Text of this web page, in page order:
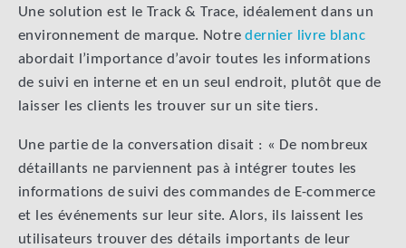
Une solution est le Track & Trace, idéalement dans un
environnement de marque. Notredernier livre blanc
abordait l’importance d’avoir toutes les informations
de suivi en interne et en un seul endroit, plutôt que de
laisser les clients les trouver sur un site tiers.
Une partie de la conversation disait : « De nombreux
détaillants ne parviennent pas à intégrer toutes les
informations de suivi des commandes de E-commerce
et les événements sur leur site. Alors, ils laissent les
utilisateurs trouver des détails importants de leur